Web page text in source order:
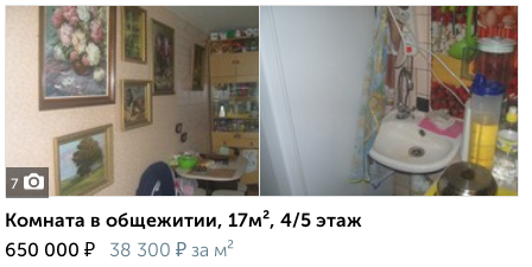
7
Комната в общежитии, 17м², 4/5 этаж
650 000 ₽ 38 300 ₽ за м²